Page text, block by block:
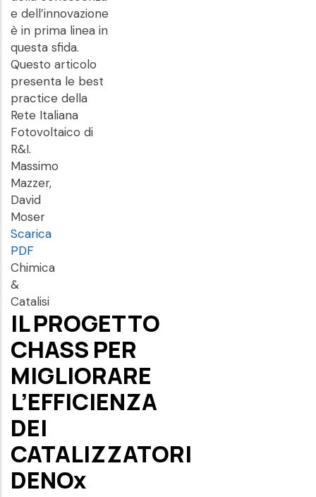
e dell’innovazione
è in prima linea in
questa sfida.
Questo articolo
presenta le best
practice della
Rete Italiana
Fotovoltaico di
R&I.
Massimo
Mazzer,
David
Moser
Scarica
PDF
Chimica
&
Catalisi
IL PROGETTO
CHASS PER
MIGLIORARE
L’EFFICIENZA
DEI
CATALIZZATORI
DENOx